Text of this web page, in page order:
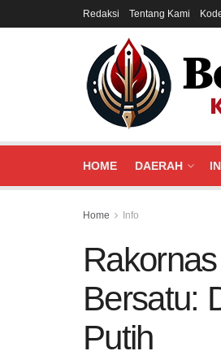
Redaksi Tentang Kami
HOME DAERAH
Home Info
Bersatu:
Putih